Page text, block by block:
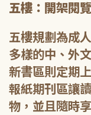
五樓：開架閱
五樓規劃為成
多樣的中、外
新書區則定期
報紙期刊區讓
物，並且隨時